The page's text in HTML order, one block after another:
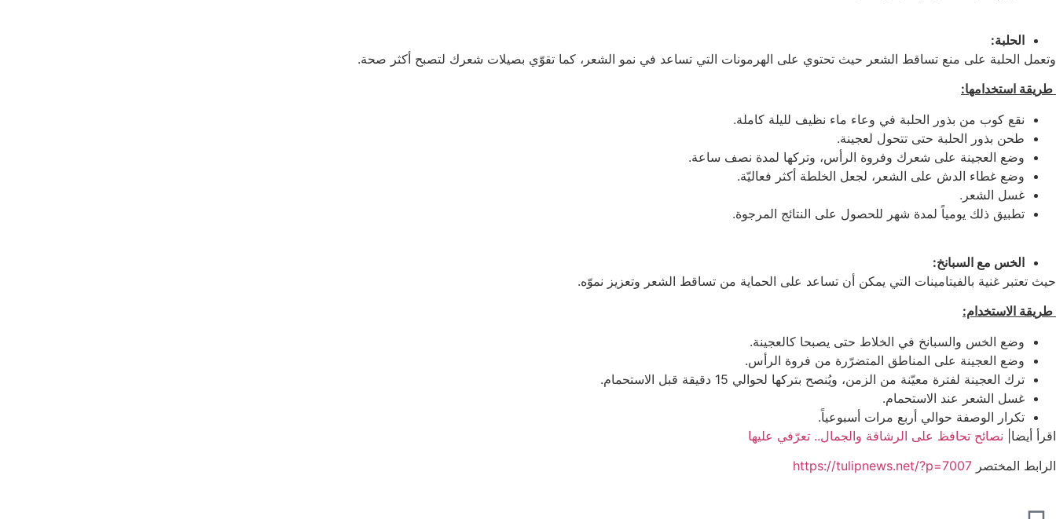
الحلبة:
وتعمل الحلبة على منع تساقط الشعر حيث تحتوي على الهرمونات التي تساعد في نمو الشعر، كما تقوّي بصيلات شعرك لتصبح أكثر صحة.
طريقة استخدامها:
نقع كوب من بذور الحلبة في وعاء ماء نظيف لليلة كاملة.
طحن بذور الحلبة حتى تتحول لعجينة.
وضع العجينة على شعرك وفروة الرأس، وتركها لمدة نصف ساعة.
وضع غطاء الدش على الشعر، لجعل الخلطة أكثر فعاليّة.
غسل الشعر.
تطبيق ذلك يومياً لمدة شهر للحصول على النتائج المرجوة.
الخس مع السبانخ:
حيث تعتبر غنية بالفيتامينات التي يمكن أن تساعد على الحماية من تساقط الشعر وتعزيز نموّه.
طريقة الاستخدام:
وضع الخس والسبانخ في الخلاط حتى يصبحا كالعجينة.
وضع العجينة على المناطق المتضرّرة من فروة الرأس.
ترك العجينة لفترة معيّنة من الزمن، ويُنصح بتركها لحوالي 15 دقيقة قبل الاستحمام.
غسل الشعر عند الاستحمام.
تكرار الوصفة حوالي أربع مرات أسبوعياً.
اقرأ أيضا| نصائح تحافظ على الرشاقة والجمال.. تعرّفي عليها
الرابط المختصر https://tulipnews.net/?p=7007